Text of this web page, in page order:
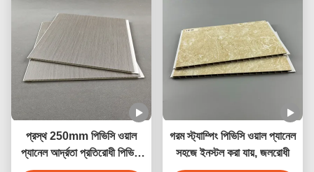
প্রস্থ 250mm পিভিসি ওয়াল
প্যানেল আর্দ্রতা প্রতিরোধী পিভিসি
গরম স্ট্যাম্পিং পিভিসি ওয়াল প্যানেল
সহজে ইনস্টল করা যায়, জলরোধী